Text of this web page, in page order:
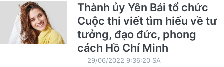
Thành ủy Yên Bái tổ chức
Cuộc thi viết tìm hiểu về tư
tưởng, đạo đức, phong
cách Hồ Chí Minh
29/06/2022 9:36:20 SA